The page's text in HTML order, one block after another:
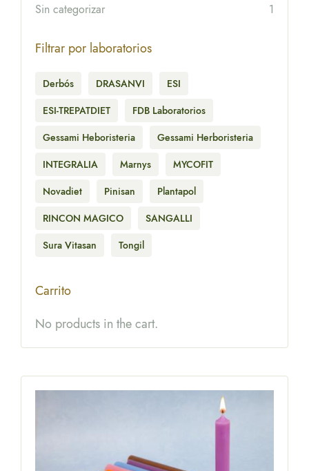
Sin categorizar
1
Filtrar por laboratorios
Derbós DRASANVI
ESI
ESI-TREPATDIET
FDB Laboratorios
Gessami Heboristeria
Gessami Herboristeria
INTEGRALIA
Marnys
MYCOFIT
Novadiet
Pinisan
Plantapol
RINCON MAGICO
SANGALLI
Sura Vitasan
Tongil
Carrito
No products in the cart.